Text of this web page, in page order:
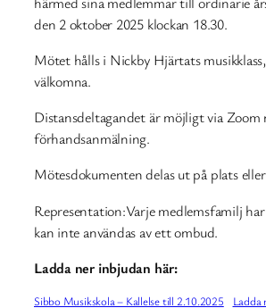
den 2 oktober 2025 klockan 18.30.
Mötet hålls i Nickby Hjärtats
välkomna.
Distansdeltagandet är möjligt via Zoom
förhandsanmälning.
Mötesdokumenten delas ut på plats
Representation:Varje medlemsfamilj
kan inte användas av ett ombud.
Ladda ner inbjudan här:
Sibbo Musikskola – Kallelse till 2.10.2025 Ladda